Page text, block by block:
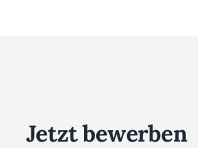
Jetzt bewerben